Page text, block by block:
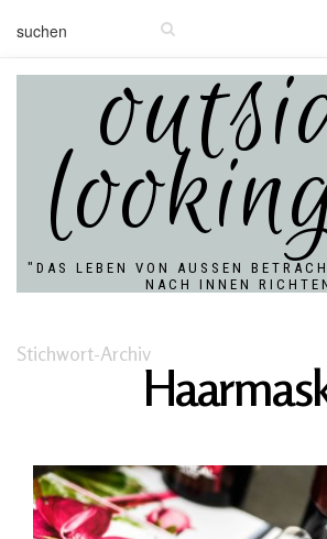
"DAS LEBEN VON AUSSEN
ACH INNEN
Stichwort-Archiv